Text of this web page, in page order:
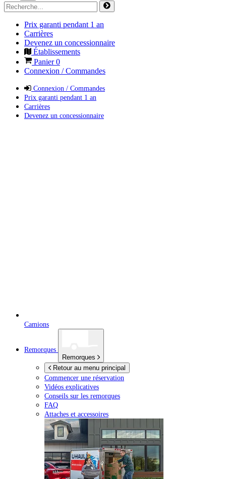
Prix garanti pendant 1 an
Carrières
Devenez un concessionnaire
Établissements
Panier0
Connexion / Commandes
Connexion / Commandes
Prix garanti pendant 1 an
Carrières
Devenez un concessionnaire
Camions
Remorques
Remorques
Retour au menu principal
Commencer une réservation
Vidéos explicatives
Conseils sur les remorques
FAQ
Attaches et accessoires